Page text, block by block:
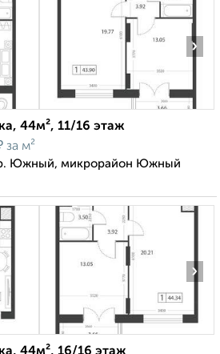
›
44м², 11/16 этаж
за м²
Южный, микрорайон Южный
›